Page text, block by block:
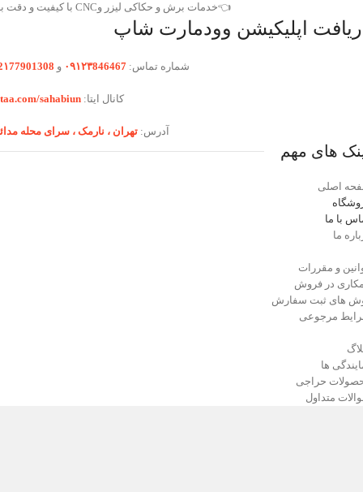
👈خدمات برش و حکاکی لیزر وCNC با کیفیت و دقت بالا
اپلیکیشن وودمارت شاپ
شماره تماس: ۰۹۱۲۳846467 و
کانال ایتا: sahabiun
آدرس: تهران ،‌ نارمک ، سرای محله
های مهم
اصلی
با ما
ما
و مقررات
در فروش
های ثبت سفارش
مرجوعی
ها
حراجی
متداول